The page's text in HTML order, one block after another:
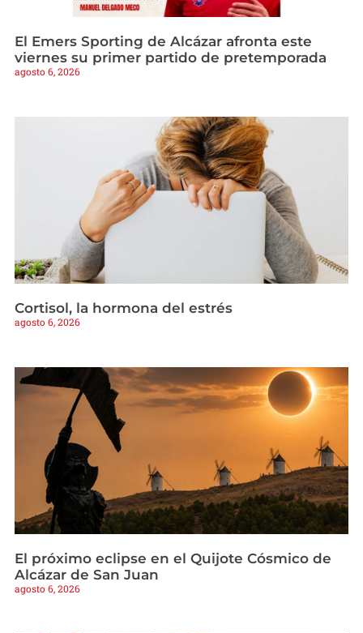
El Emers Sporting de Alcázar afronta este
viernes su primer partido de pretemporada
agosto 6, 2026
Cortisol, la hormona del estrés
agosto 6, 2026
El próximo eclipse en el Quijote Cósmico de
Alcázar de San Juan
agosto 6, 2026